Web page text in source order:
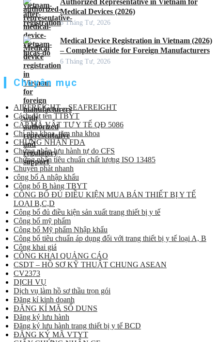
Authorized Representative in Vietnam for
Medical Devices (2026)
6 Tháng Tư, 2026
Medical Device Registration in Vietnam (2026)
– Complete Guide for Foreign Manufacturers
6 Tháng Tư, 2026
Chuyên mục
AIRFREIGHT – SEAFREIGHT
Cách đặt tên TTBYT
CẤP MÃ VẬT TƯ Y TẾ QĐ 5086
Chỉ nha khoa, tăm nha khoa
CHỨNG NHẬN FDA
Chứng nhận lưu hành tự do CFS
Chứng nhận tiêu chuẩn chất lượng ISO 13485
Chuyển phát nhanh
công bố A nhập khẩu
Công bố B hàng TBYT
CÔNG BỐ ĐỦ ĐIỀU KIỆN MUA BÁN THIẾT BỊ Y TẾ
LOẠI B,C,D
Công bố đủ điều kiện sản xuất trang thiết bị y tế
Công bố mỹ phẩm
Công bố Mỹ phẩm Nhập khẩu
Công bố tiêu chuẩn áp dụng đối với trang thiết bị y tế loại A, B
Công khai giá
CÔNG KHAI QUẢNG CÁO
CSDT – HỒ SƠ KỸ THUẬT CHUNG ASEAN
CV2373
DỊCH VỤ
Dịch vụ làm hồ sơ thầu trọn gói
Đăng kí kinh doanh
ĐĂNG KÍ MÃ SỐ DUNS
Đăng ký lưu hành
Đăng ký lưu hành trang thiết bị y tế BCD
ĐĂNG KÝ MÃ VTYT